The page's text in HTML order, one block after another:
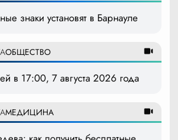
знаки установят в Барнауле
ОБЩЕСТВО
в 17:00, 7 августа 2026 года
МЕДИЦИНА